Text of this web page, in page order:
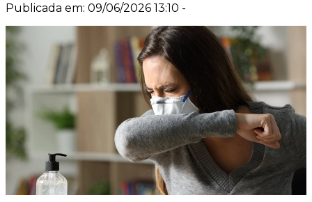
Publicada em: 09/06/2026 13:10 -